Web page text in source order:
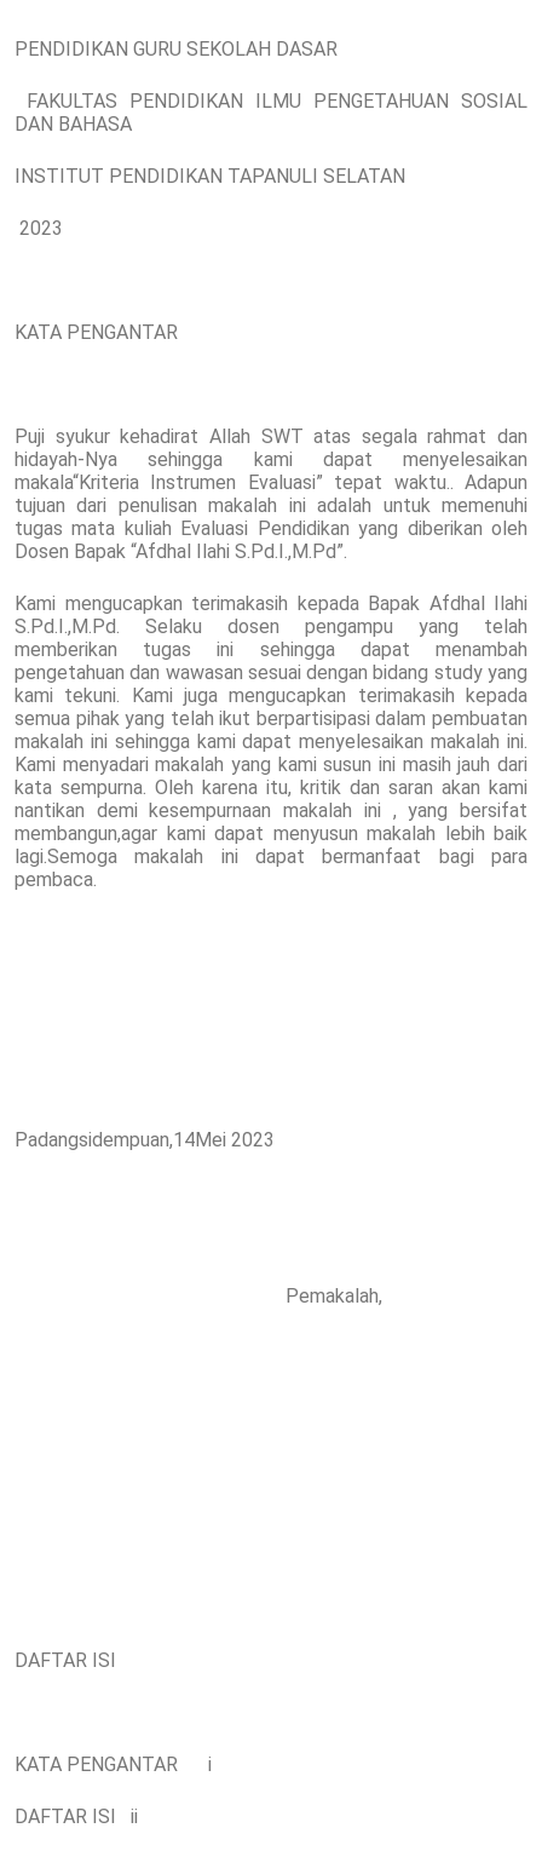
PENDIDIKAN GURU SEKOLAH DASAR
FAKULTAS PENDIDIKAN ILMU PENGETAHUAN SOSIAL
DAN BAHASA
INSTITUT PENDIDIKAN TAPANULI SELATAN
2023
KATA PENGANTAR
Puji syukur kehadirat Allah SWT atas segala rahmat dan
hidayah-Nya sehingga kami dapat menyelesaikan
makala“Kriteria Instrumen Evaluasi” tepat waktu.. Adapun
tujuan dari penulisan makalah ini adalah untuk memenuhi
tugas mata kuliah Evaluasi Pendidikan yang diberikan oleh
Dosen Bapak “Afdhal Ilahi S.Pd.I.,M.Pd”.
Kami mengucapkan terimakasih kepada Bapak Afdhal Ilahi
S.Pd.I.,M.Pd. Selaku dosen pengampu yang telah
memberikan tugas ini sehingga dapat menambah
pengetahuan dan wawasan sesuai dengan bidang study yang
kami tekuni. Kami juga mengucapkan terimakasih kepada
semua pihak yang telah ikut berpartisipasi dalam pembuatan
makalah ini sehingga kami dapat menyelesaikan makalah ini.
Kami menyadari makalah yang kami susun ini masih jauh dari
kata sempurna. Oleh karena itu, kritik dan saran akan kami
nantikan demi kesempurnaan makalah ini , yang bersifat
membangun,agar kami dapat menyusun makalah lebih baik
lagi.Semoga makalah ini dapat bermanfaat bagi para
pembaca.
Padangsidempuan,14Mei 2023
Pemakalah,
DAFTAR ISI
KATA PENGANTAR i
DAFTAR ISI ii